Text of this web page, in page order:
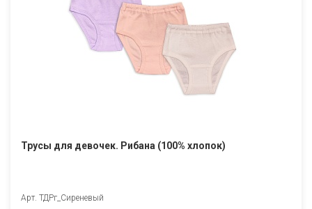
Трусы для девочек. Рибана (100% хлопок)
Арт. ТДРг_Сиреневый